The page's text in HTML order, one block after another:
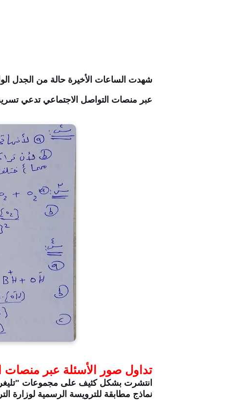
شهدت الساعات الأخيرة حالة من الجدل
عبر منصات التواصل الاجتماعي تدعي تسريب أسئلة مادة
تداول صور الأسئلة عبر منصات
انتشرت بشكل كثيف على مجموعات
نماذج مطابقة للترويسة الرسمية لوزارة